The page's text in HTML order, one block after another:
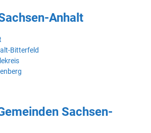
Anhalt
Bitterfeld
Sachsen-